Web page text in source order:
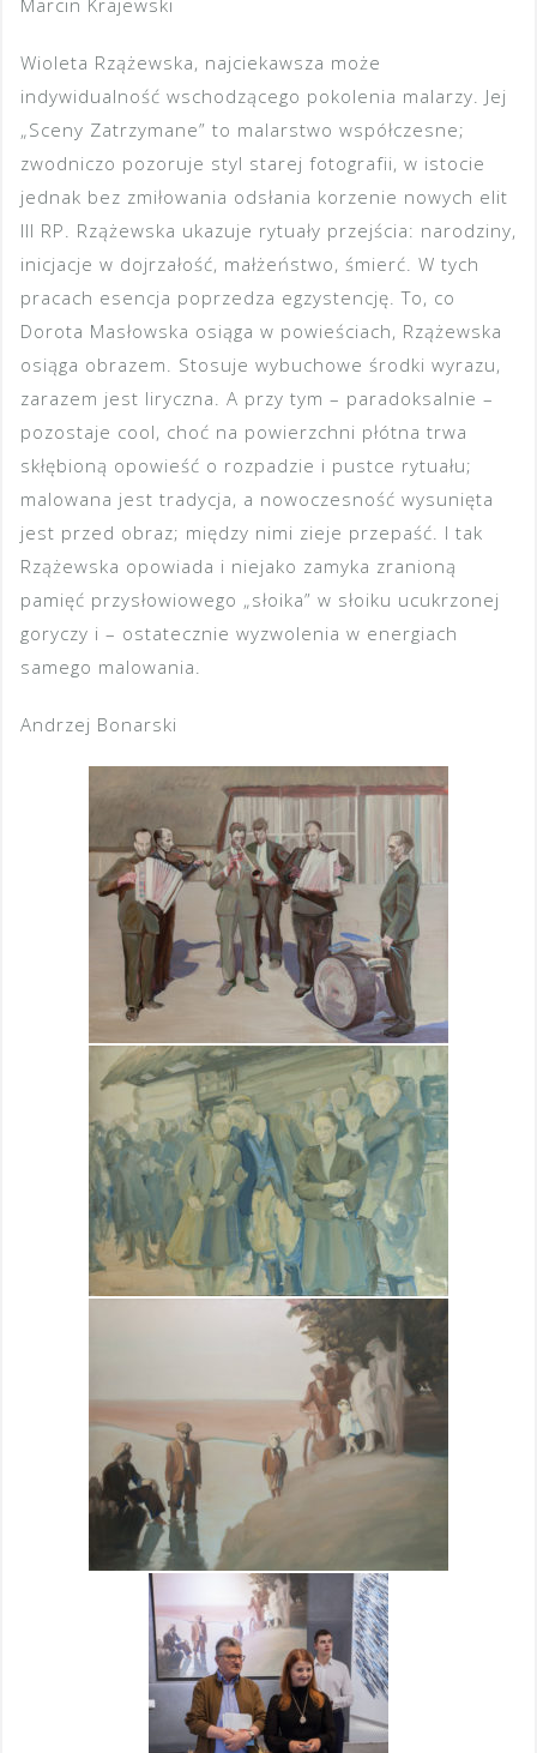
Wioleta Rzążewska, najciekawsza może
indywidualność wschodzącego pokolenia malarzy. Jej
„Sceny Zatrzymane” to malarstwo współczesne;
zwodniczo pozoruje styl starej fotografii, w istocie
jednak bez zmiłowania odsłania korzenie nowych elit
III RP. Rzążewska ukazuje rytuały przejścia: narodziny,
inicjacje w dojrzałość, małżeństwo, śmierć. W tych
pracach esencja poprzedza egzystencję. To, co
Dorota Masłowska osiąga w powieściach, Rzążewska
osiąga obrazem. Stosuje wybuchowe środki wyrazu,
zarazem jest liryczna. A przy tym – paradoksalnie –
pozostaje cool, choć na powierzchni płótna trwa
skłębioną opowieść o rozpadzie i pustce rytuału;
malowana jest tradycja, a nowoczesność wysunięta
jest przed obraz; między nimi zieje przepaść. I tak
Rzążewska opowiada i niejako zamyka zranioną
pamięć przysłowiowego „słoika” w słoiku ucukrzonej
goryczy i – ostatecznie wyzwolenia w energiach
samego malowania.
Andrzej Bonarski